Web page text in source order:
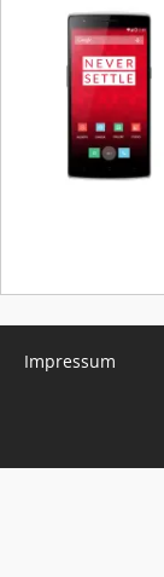
Impressum